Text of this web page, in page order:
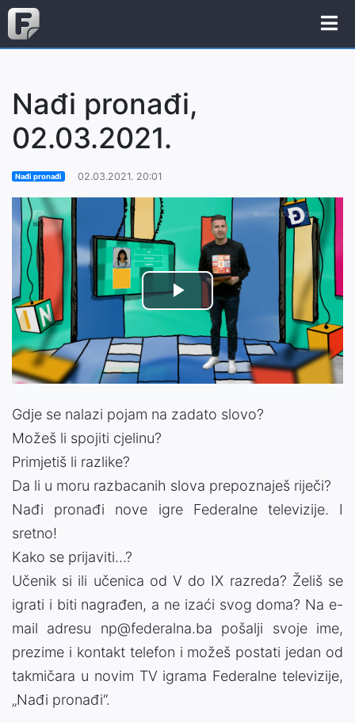
Nađi pronađi,
02.03.2021.
Nađi pronađi 02.03.2021. 20:01
Play
Video
Gdje se nalazi pojam na zadato slovo?
Možeš li spojiti cjelinu?
Primjetiš li razlike?
Da li u moru razbacanih slova prepoznaješ riječi?
Nađi pronađi nove igre Federalne televizije. I
sretno!
Kako se prijaviti...?
Učenik si ili učenica od V do IX razreda? Želiš se
igrati i biti nagrađen, a ne izaći svog doma? Na e-
mail adresu np@federalna.ba pošalji svoje ime,
prezime i kontakt telefon i možeš postati jedan od
takmičara u novim TV igrama Federalne televizije,
„Nađi pronađi“.